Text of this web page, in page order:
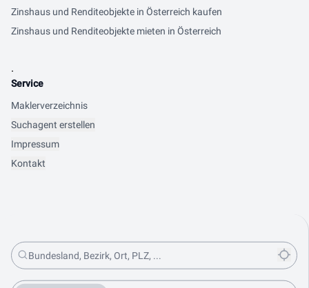
Zinshaus und Renditeobjekte in Österreich kaufen
Zinshaus und Renditeobjekte mieten in Österreich
.
Service
Maklerverzeichnis
Suchagent erstellen
Impressum
Kontakt